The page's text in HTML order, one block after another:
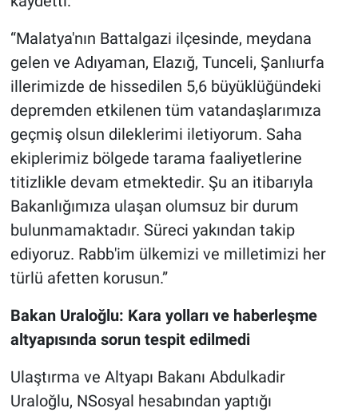
“Malatya'nın Battalgazi ilçesinde, meydana
gelen ve Adıyaman, Elazığ, Tunceli, Şanlıurfa
illerimizde de hissedilen 5,6 büyüklüğündeki
depremden etkilenen tüm vatandaşlarımıza
geçmiş olsun dileklerimi iletiyorum. Saha
ekiplerimiz bölgede tarama faaliyetlerine
titizlikle devam etmektedir. Şu an itibarıyla
Bakanlığımıza ulaşan olumsuz bir durum
bulunmamaktadır. Süreci yakından takip
ediyoruz. Rabb'im ülkemizi ve milletimizi her
türlü afetten korusun.”
Bakan Uraloğlu: Kara yolları ve haberleşme
altyapısında sorun tespit edilmedi
Ulaştırma ve Altyapı Bakanı Abdulkadir
Uraloğlu, NSosyal hesabından yaptığı